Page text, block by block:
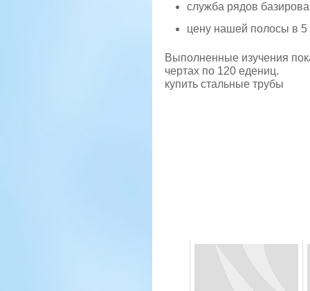
служба рядов
цену нашей полосы в 5
Выполненные изучения
чертах по 120 едениц.
купить стальные трубы